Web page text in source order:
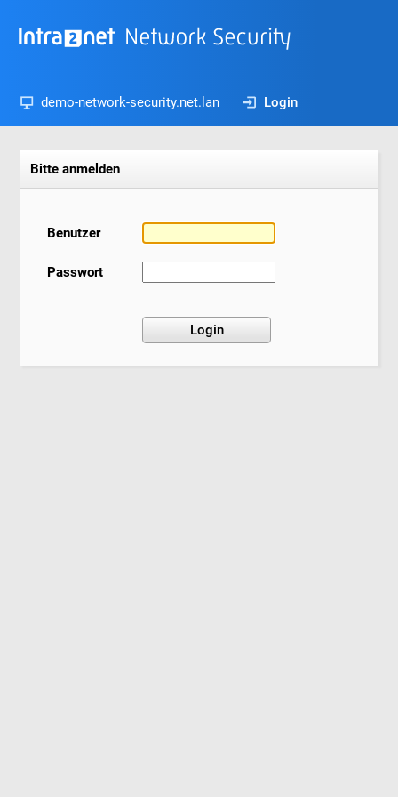
demo-network-security.net.lan Login
Bitte anmelden
Benutzer
Passwort